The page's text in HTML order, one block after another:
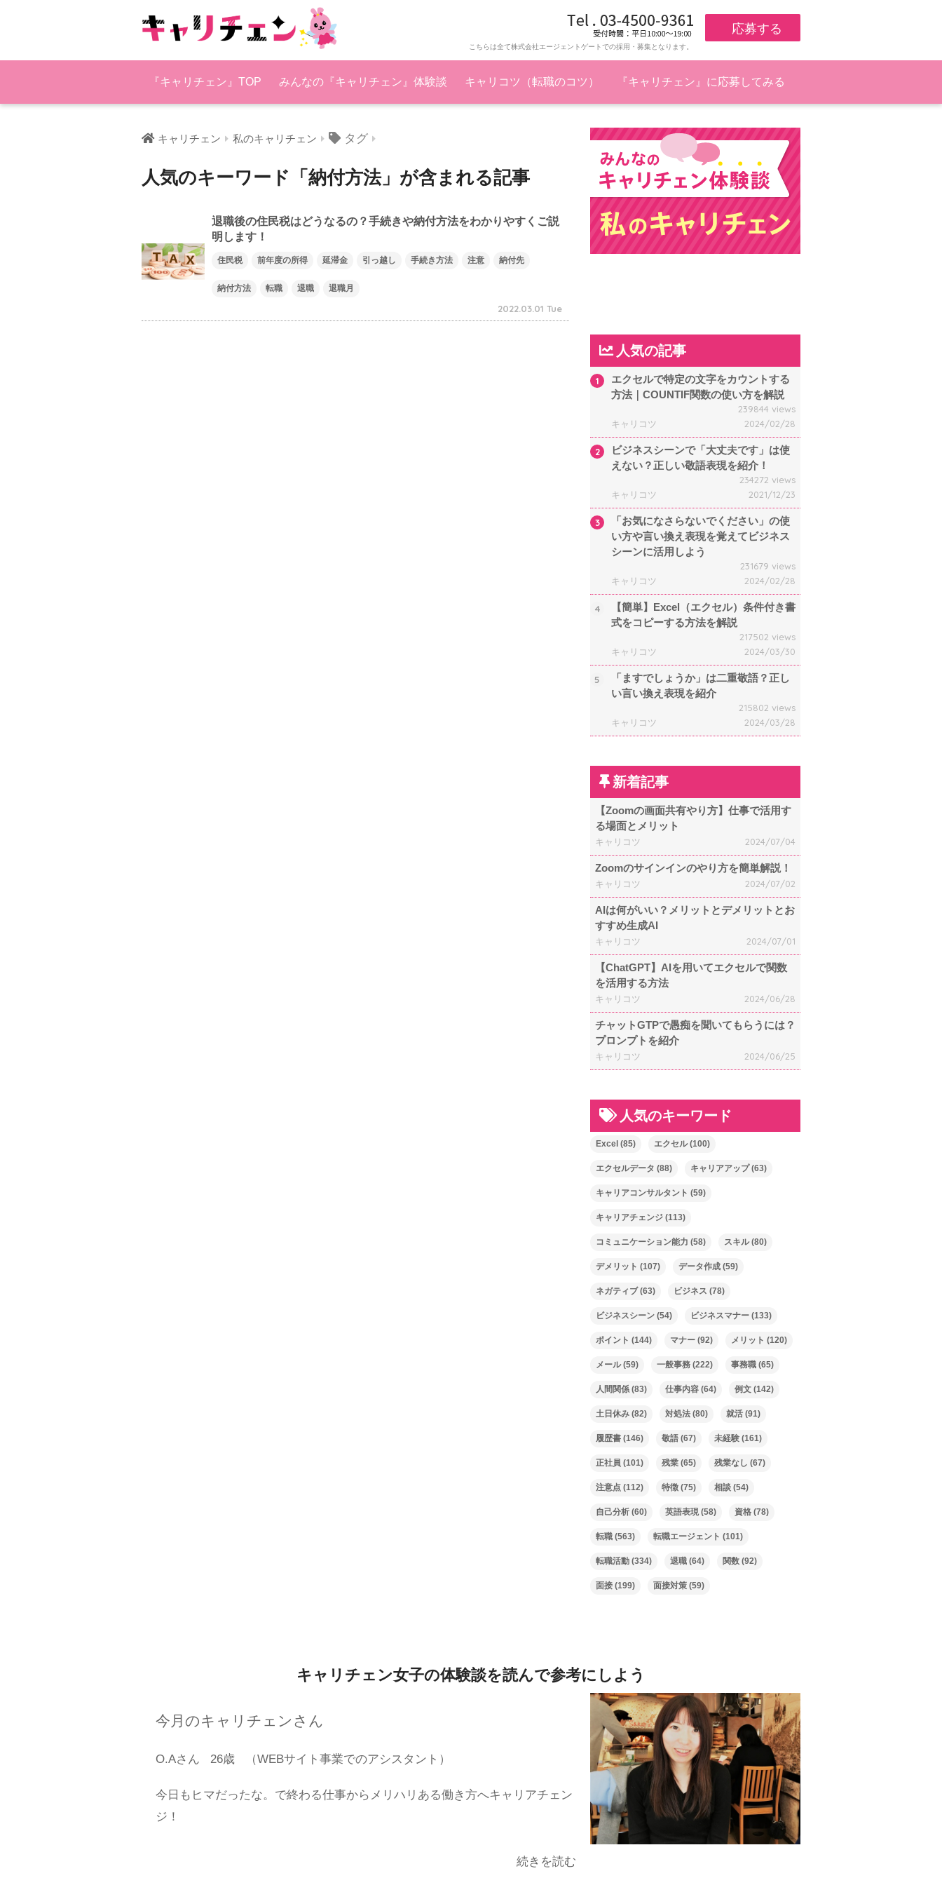
応募する
こちらは全て株式会社エージェントゲートでの採用・募集となります。
『キャリチェン』TOP みんなの『キャリチェン』体験談 キャリコツ（転職のコツ） 『キャリチェン』に応募してみる
キャリチェン 私のキャリチェン タグ
人気のキーワード「納付方法」が含まれる記事
退職後の住民税はどうなるの？手続きや納付方法をわかりやすくご説
明します！
住民税 前年度の所得 延滞金 引っ越し 手続き方法 注意 納付先
納付方法 転職 退職 退職月
2022.03.01 Tue
人気の記事
1
エクセルで特定の文字をカウントする
方法｜COUNTIF関数の使い方を解説
239844 views
キャリコツ
2024/02/28
2
ビジネスシーンで「大丈夫です」は使
えない？正しい敬語表現を紹介！
234272 views
キャリコツ
2021/12/23
3
「お気になさらないでください」の使
い方や言い換え表現を覚えてビジネス
シーンに活用しよう
231679 views
キャリコツ
2024/02/28
4
【簡単】Excel（エクセル）条件付き書
式をコピーする方法を解説
217502 views
キャリコツ
2024/03/30
5
「ますでしょうか」は二重敬語？正し
い言い換え表現を紹介
215802 views
キャリコツ
2024/03/28
新着記事
【Zoomの画面共有やり方】仕事で活用す
る場面とメリット
キャリコツ 2024/07/04
Zoomのサインインのやり方を簡単解説！
キャリコツ 2024/07/02
AIは何がいい？メリットとデメリットとお
すすめ生成AI
キャリコツ 2024/07/01
【ChatGPT】AIを用いてエクセルで関数
を活用する方法
キャリコツ 2024/06/28
チャットGTPで愚痴を聞いてもらうには？
プロンプトを紹介
キャリコツ 2024/06/25
人気のキーワード
Excel (85) エクセル(100)
エクセルデータ (88) キャリアアップ(63)
キャリアコンサルタント (59)
キャリアチェンジ (113)
コミュニケーション能力 (58) スキル(80)
デメリット (107) データ作成 (59)
ネガティブ(63) ビジネス (78)
ビジネスシーン (54) ビジネスマナー (133)
ポイント (144) マナー (92) メリット (120)
メール(59) 一般事務 (222) 事務職 (65)
人間関係 (83) 仕事内容 (64) 例文 (142)
土日休み (82) 対処法 (80) 就活 (91)
履歴書 (146) 敬語 (67) 未経験 (161)
正社員 (101) 残業 (65) 残業なし (67)
注意点 (112) 特徴 (75) 相談 (54)
自己分析 (60) 英語表現(58) 資格 (78)
転職 (563) 転職エージェント (101)
転職活動 (334) 退職 (64) 関数 (92)
面接 (199) 面接対策 (59)
キャリチェン女子の体験談を読んで参考にしよう
今月のキャリチェンさん
O.Aさん 26歳 （WEBサイト事業でのアシスタント）
今日もヒマだったな。で終わる仕事からメリハリある働き方へキャリアチェン
ジ！
続きを読む